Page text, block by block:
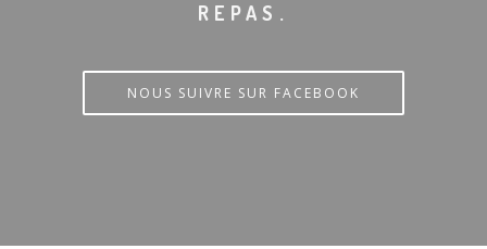
REPAS.
NOUS SUIVRE SUR FACEBOOK